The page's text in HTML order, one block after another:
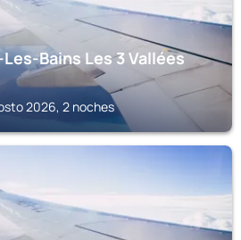
Les-Bains Les 3 Vallées
2026, 2 noches